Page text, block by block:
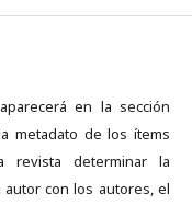
en la sección
metadato de los ítems
revista determinar la
con los autores, el